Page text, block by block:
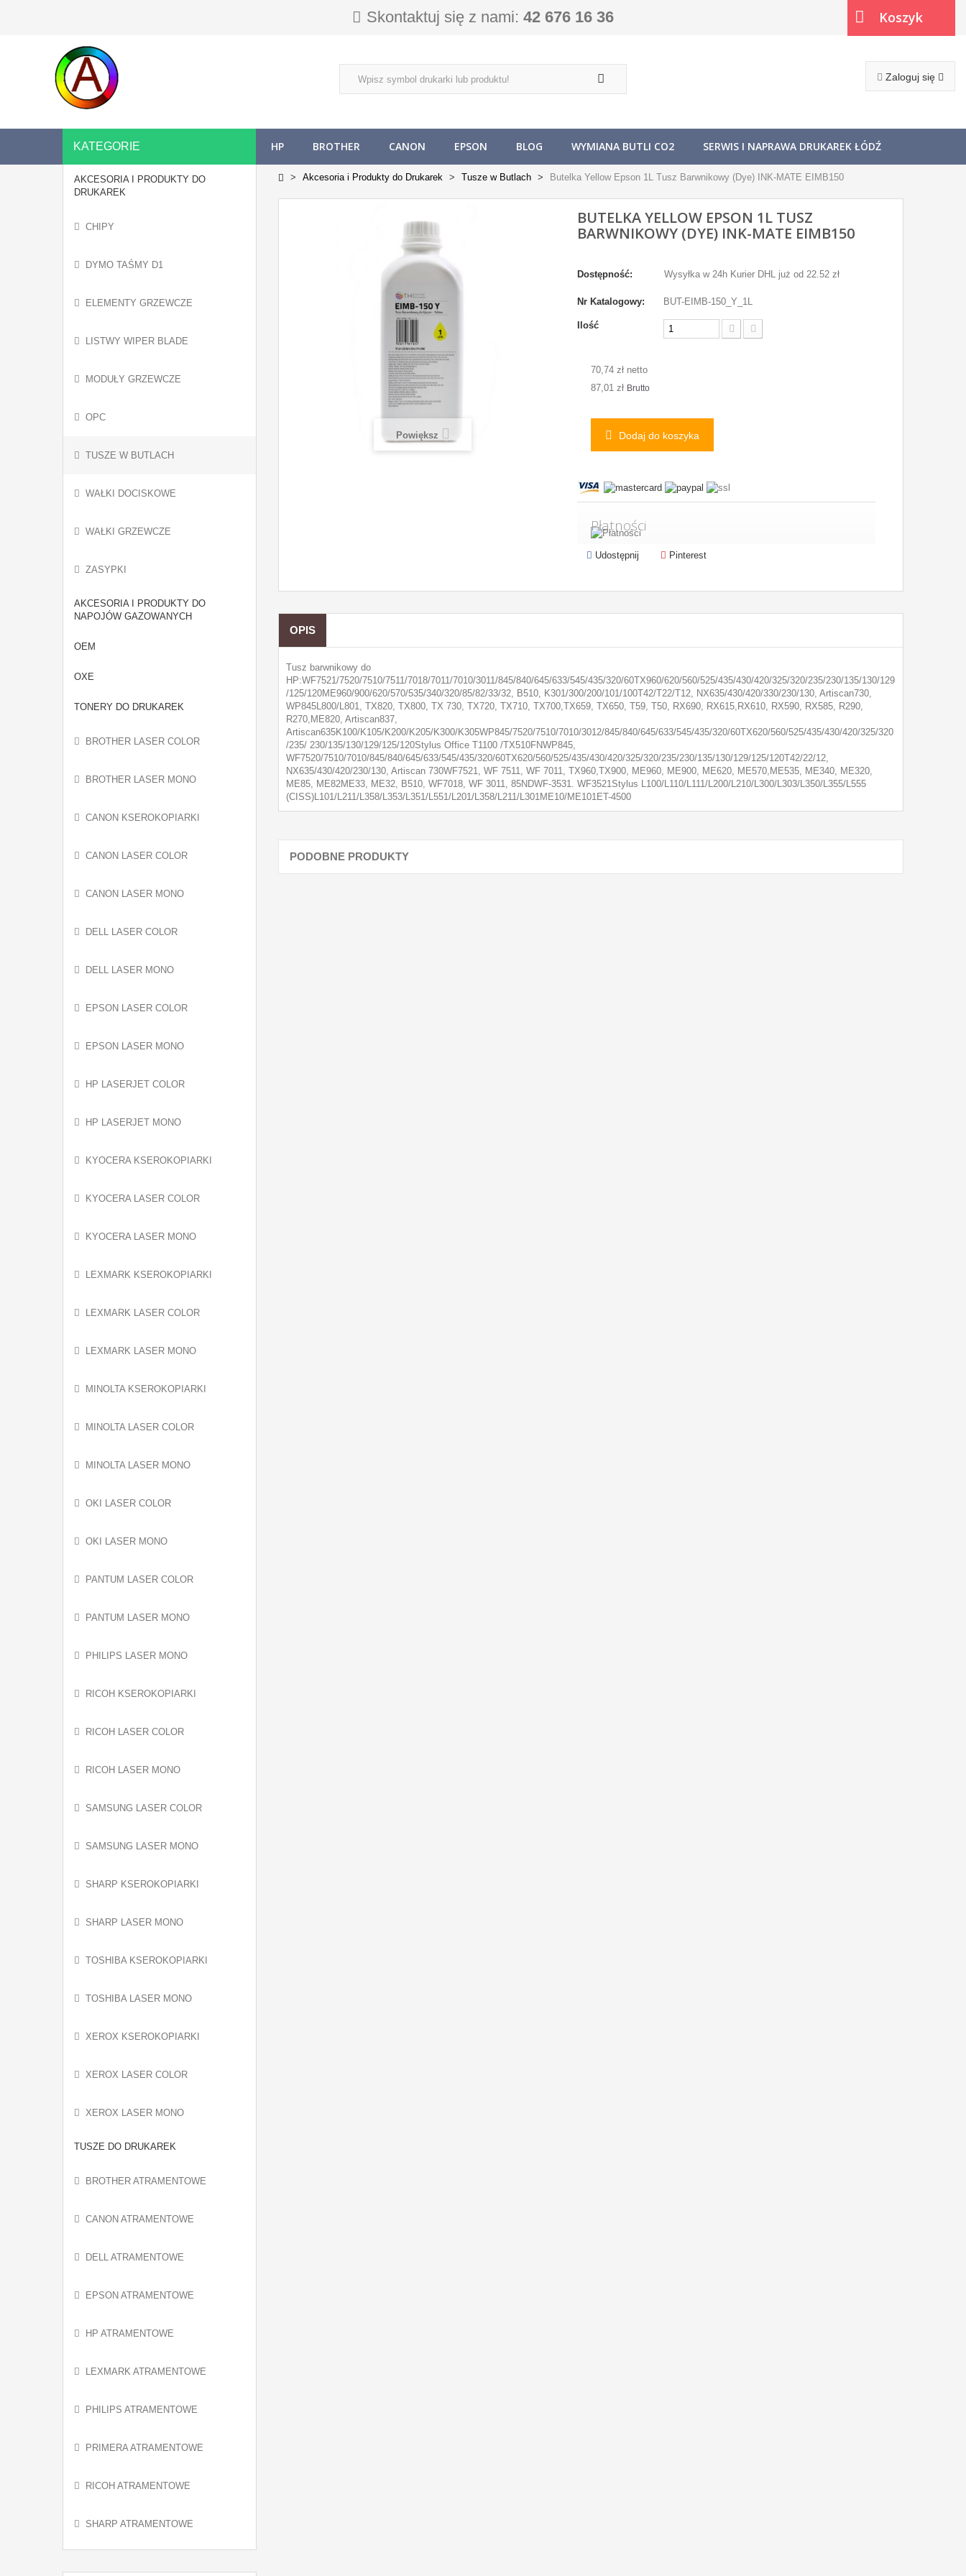
Skontaktuj się z nami: 42 676 16 36
Zaloguj się
Koszyk
KATEGORIE HP BROTHER CANON EPSON BLOG WYMIANA BUTLI CO2 SERWIS I NAPRAWA DRUKAREK ŁÓDŹ
AKCESORIA I PRODUKTY DO
DRUKAREK
CHIPY
DYMO TAŚMY D1
ELEMENTY GRZEWCZE
LISTWY WIPER BLADE
MODUŁY GRZEWCZE
OPC
TUSZE W BUTLACH
WAŁKI DOCISKOWE
WAŁKI GRZEWCZE
ZASYPKI
AKCESORIA I PRODUKTY DO
NAPOJÓW GAZOWANYCH
OEM
OXE
TONERY DO DRUKAREK
BROTHER LASER COLOR
BROTHER LASER MONO
CANON KSEROKOPIARKI
CANON LASER COLOR
CANON LASER MONO
DELL LASER COLOR
DELL LASER MONO
EPSON LASER COLOR
EPSON LASER MONO
HP LASERJET COLOR
HP LASERJET MONO
KYOCERA KSEROKOPIARKI
KYOCERA LASER COLOR
KYOCERA LASER MONO
LEXMARK KSEROKOPIARKI
LEXMARK LASER COLOR
LEXMARK LASER MONO
MINOLTA KSEROKOPIARKI
MINOLTA LASER COLOR
MINOLTA LASER MONO
OKI LASER COLOR
OKI LASER MONO
PANTUM LASER COLOR
PANTUM LASER MONO
PHILIPS LASER MONO
RICOH KSEROKOPIARKI
RICOH LASER COLOR
RICOH LASER MONO
SAMSUNG LASER COLOR
SAMSUNG LASER MONO
SHARP KSEROKOPIARKI
SHARP LASER MONO
TOSHIBA KSEROKOPIARKI
TOSHIBA LASER MONO
XEROX KSEROKOPIARKI
XEROX LASER COLOR
XEROX LASER MONO
TUSZE DO DRUKAREK
BROTHER ATRAMENTOWE
CANON ATRAMENTOWE
DELL ATRAMENTOWE
EPSON ATRAMENTOWE
HP ATRAMENTOWE
LEXMARK ATRAMENTOWE
PHILIPS ATRAMENTOWE
PRIMERA ATRAMENTOWE
RICOH ATRAMENTOWE
SHARP ATRAMENTOWE
Akcesoria i Produkty do Drukarek Tusze w Butlach Butelka Yellow Epson 1L Tusz Barwnikowy (Dye) INK-MATE EIMB150
Powiększ
BUTELKA YELLOW EPSON 1L TUSZ
BARWNIKOWY (DYE) INK-MATE EIMB150
Dostępność: Wysyłka w 24h Kurier DHL już od 22.52 zł
Nr Katalogowy: BUT-EIMB-150_Y_1L
Ilość
70,74 zł netto
87,01 zł Brutto
Dodaj do koszyka
Płatności
Udostępnij Pinterest
OPIS
Tusz barwnikowy do
HP:WF7521/7520/7510/7511/7018/7011/7010/3011/845/840/645/633/545/435/320/60TX960/620/560/525/435/430/420/325/320/235/230/135/130/129
/125/120ME960/900/620/570/535/340/320/85/82/33/32, B510, K301/300/200/101/100T42/T22/T12, NX635/430/420/330/230/130, Artiscan730,
WP845L800/L801, TX820, TX800, TX 730, TX720, TX710, TX700,TX659, TX650, T59, T50, RX690, RX615,RX610, RX590, RX585, R290,
R270,ME820, Artiscan837,
Artiscan635K100/K105/K200/K205/K300/K305WP845/7520/7510/7010/3012/845/840/645/633/545/435/320/60TX620/560/525/435/430/420/325/320
/235/ 230/135/130/129/125/120Stylus Office T1100 /TX510FNWP845,
WF7520/7510/7010/845/840/645/633/545/435/320/60TX620/560/525/435/430/420/325/320/235/230/135/130/129/125/120T42/22/12,
NX635/430/420/230/130, Artiscan 730WF7521, WF 7511, WF 7011, TX960,TX900, ME960, ME900, ME620, ME570,ME535, ME340, ME320,
ME85, ME82ME33, ME32, B510, WF7018, WF 3011, 85NDWF-3531. WF3521Stylus L100/L110/L111/L200/L210/L300/L303/L350/L355/L555
(CISS)L101/L211/L358/L353/L351/L551/L201/L358/L211/L301ME10/ME101ET-4500
PODOBNE PRODUKTY